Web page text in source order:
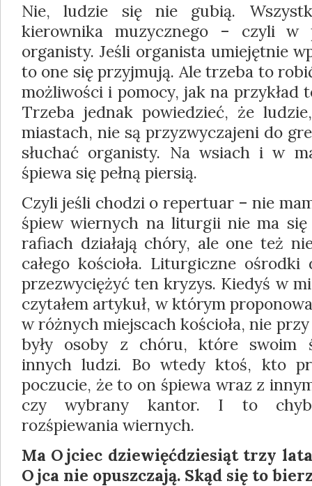
Nie, ludzie się nie gubią.
kierowni­ka muzycznego – czyli
organisty. Jeśli organista umiejętnie
to one się przyj­mują. Ale trzeba to
możliwości i po­mocy, jak na przykład
Trzeba jednak powiedzieć, że
miastach, nie są przy­zwyczajeni do
słuchać organisty. Na wsiach i w
śpiewa się pełną piersią.
Czyli jeśli chodzi o repertuar – nie
śpiew wiernych na liturgii nie ma
rafiach działają chóry, ale one też
całego kościoła. Liturgiczne
przezwyciężyć ten kryzys. Kiedyś w
czytałem artykuł, w którym
w różnych miejscach kościoła, nie
były osoby z chóru, które swoim
innych ludzi. Bo wtedy ktoś, kto
poczucie, że to on śpiewa wraz z
czy wybrany kantor. I to
rozśpiewania wiernych.
Ma Ojciec dziewięćdziesiąt trzy
Ojca nie opuszczają. Skąd się to